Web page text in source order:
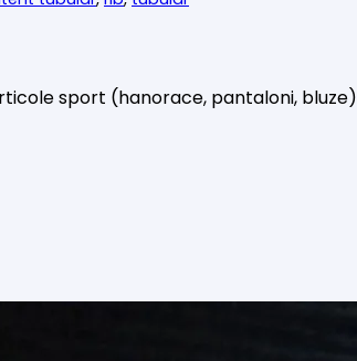
sport (hanorace, pantaloni, bluze)